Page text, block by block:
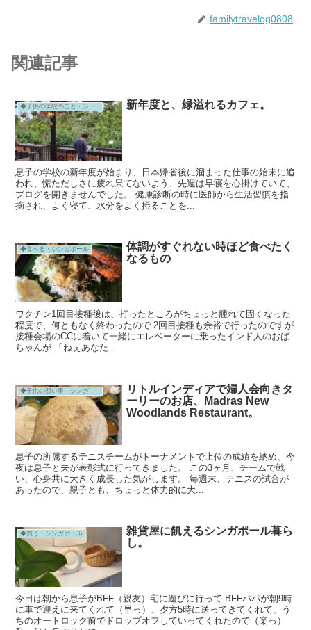
familytravelog0808
関連記事
◆子供の学校のこと・シンガポール 新年度と、緑溢れるカフェ。
息子の学校の新年度が始まり、日本帰省後に溜まった仕事の始末に追
われ、慌ただしさに疲れ果てないよう、先週は早寝を心掛けていて、
ブログを開きませんでした。 健康診断の時に医師から生活習慣を指
摘され、よく寝て、水分をよく摂ることを...
◆食べる・シンガポール
体調がすぐれない時ほど食べたく
なるもの
ワクチン1回目接種後は、打ったところがちょっと腫れて固くなった
程度で、何ともなく終わったので 2回目接種も余裕で行ったのですが
接種会場のCCに着いて一緒にエレベーターに乗ったインド人のおば
ちゃんが 「ねぇあなた...
◆子供の習い事・シンガポール
リトルインディアで婦人会向きタ
ーリーのお店、Madras New
Woodlands Restaurant。
息子の所属するテニスチームがトーナメントで上位の成績を納め、今
夜は息子と夫が表彰式に行ってきました。 この3ヶ月、チームで戦
い、心身共に大きく成長した気がします。 毎週末、テニスの試合が
あったので、親子とも、ちょっと体力的に大...
◆買う・シンガポール
雑貨屋に飢えるシンガポール暮ら
し。
今日は朝から息子がBFF（親友）宅に遊びに行って BFFパパが朝9時
に車で迎えに来てくれて（早っ）、夕方5時に送ってきてくれて、う
ちのオートロック前でドロップオフしていってくれたので（楽っ）